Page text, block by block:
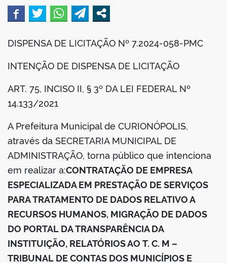
DISPENSA DE LICITAÇÃO Nº 7.2024-058-PMC
INTENÇÃO DE DISPENSA DE LICITAÇÃO
ART. 75, INCISO II, § 3º DA LEI FEDERAL Nº
14.133/2021
A Prefeitura Municipal de CURIONÓPOLIS,
através da SECRETARIA MUNICIPAL DE
ADMINISTRAÇÃO, torna público que intenciona
em realizar a:CONTRATAÇÃO DE EMPRESA
ESPECIALIZADA EM PRESTAÇÃO DE SERVIÇOS
PARA TRATAMENTO DE DADOS RELATIVO A
RECURSOS HUMANOS, MIGRAÇÃO DE DADOS
DO PORTAL DA TRANSPARÊNCIA DA
INSTITUIÇÃO, RELATÓRIOS AO T. C. M –
TRIBUNAL DE CONTAS DOS MUNICÍPIOS E